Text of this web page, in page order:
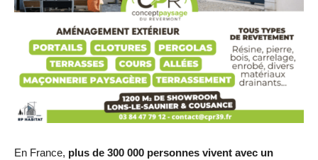
En France, plus de 300 000 personnes vivent avec un